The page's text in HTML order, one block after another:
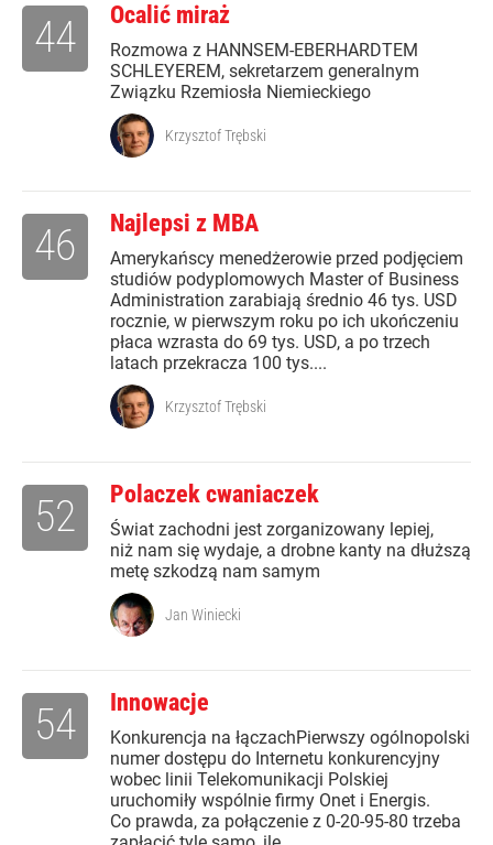
Ocalić miraż
Rozmowa z HANNSEM-EBERHARDTEM
SCHLEYEREM, sekretarzem generalnym
Związku Rzemiosła Niemieckiego
44
Krzysztof Trębski
Najlepsi z MBA
Amerykańscy menedżerowie przed podjęciem
studiów podyplomowych Master of Business
Administration zarabiają średnio 46 tys. USD
rocznie, w pierwszym roku po ich ukończeniu
płaca wzrasta do 69 tys. USD, a po trzech
latach przekracza 100 tys....
46
Krzysztof Trębski
Polaczek cwaniaczek
Świat zachodni jest zorganizowany lepiej,
niż nam się wydaje, a drobne kanty na dłuższą
metę szkodzą nam samym
52
Jan Winiecki
Innowacje
Konkurencja na łączachPierwszy ogólnopolski
numer dostępu do Internetu konkurencyjny
wobec linii Telekomunikacji Polskiej
uruchomiły wspólnie firmy Onet i Energis.
Co prawda, za połączenie z 0-20-95-80 trzeba
54